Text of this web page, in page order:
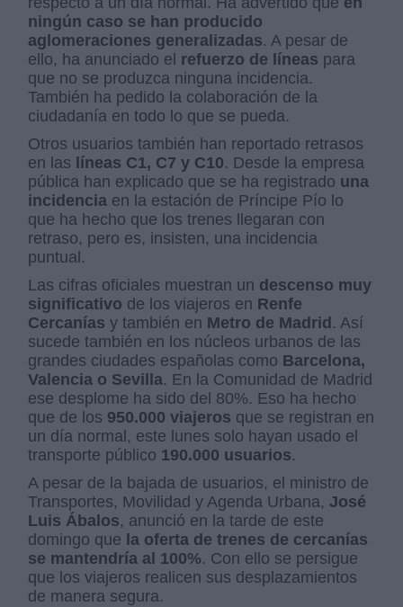
ningún caso se han producido
aglomeraciones generalizadas. A pesar de
ello, ha anunciado el refuerzo de líneas para
que no se produzca ninguna incidencia.
También ha pedido la colaboración de la
ciudadanía en todo lo que se pueda.
Otros usuarios también han reportado retrasos
en las líneas C1, C7 y C10. Desde la empresa
pública han explicado que se ha registrado una
incidencia en la estación de Príncipe Pío lo
que ha hecho que los trenes llegaran con
retraso, pero es, insisten, una incidencia
puntual.
Las cifras oficiales muestran un descenso muy
significativo de los viajeros en Renfe
Cercanías y también en Metro de Madrid . Así
sucede también en los núcleos urbanos de las
grandes ciudades españolas como Barcelona,
Valencia o Sevilla. En la Comunidad de Madrid
ese desplome ha sido del 80%. Eso ha hecho
que de los 950.000 viajeros que se registran en
un día normal, este lunes solo hayan usado el
transporte público 190.000 usuarios.
A pesar de la bajada de usuarios, el ministro de
Transportes, Movilidad y Agenda Urbana, José
Luis Ábalos, anunció en la tarde de este
domingo que la oferta de trenes de cercanías
se mantendría al 100%. Con ello se persigue
que los viajeros realicen sus desplazamientos
de manera segura.